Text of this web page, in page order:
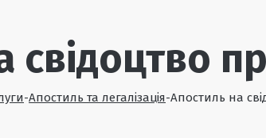
свідоцтво
-Апостиль та легалізація-Апостиль на